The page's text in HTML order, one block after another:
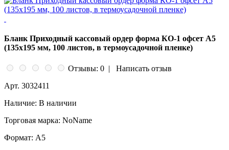
Бланк Приходный кассовый ордер форма КО-1 офсет А5
(135х195 мм, 100 листов, в термоусадочной пленке)
Отзывы: 0 |
Написать отзыв
Арт. 3032411
Наличие: В наличии
Торговая марка: NoName
Формат: A5